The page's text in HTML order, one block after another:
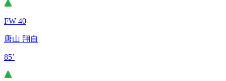
FW 40
唐山 翔自
85’